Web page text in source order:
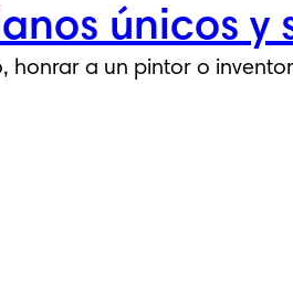
únicos y
a un pintor o